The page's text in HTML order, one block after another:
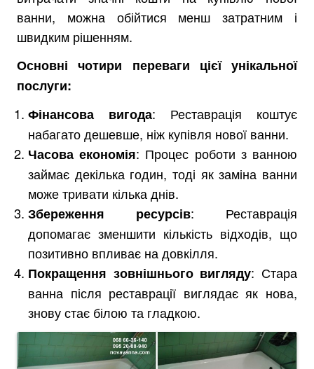
ванни, можна обійтися менш затратним і
швидким рішенням.
Основні чотири переваги цієї унікальної
послуги:
Фінансова вигода: Реставрація коштує
набагато дешевше, ніж купівля нової ванни.
Часова економія: Процес роботи з ванною
займає декілька годин, тоді як заміна ванни
може тривати кілька днів.
Збереження ресурсів: Реставрація
допомагає зменшити кількість відходів, що
позитивно впливає на довкілля.
Покращення зовнішнього вигляду: Стара
ванна після реставрації виглядає як нова,
знову стає білою та гладкою.